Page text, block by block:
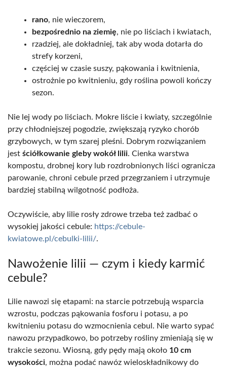
rano, nie wieczorem,
bezpośrednio na ziemię, nie po liściach i kwiatach,
rzadziej, ale dokładniej, tak aby woda dotarła do
strefy korzeni,
częściej w czasie suszy, pąkowania i kwitnienia,
ostrożnie po kwitnieniu, gdy roślina powoli kończy
sezon.
Nie lej wody po liściach. Mokre liście i kwiaty, szczególnie
przy chłodniejszej pogodzie, zwiększają ryzyko chorób
grzybowych, w tym szarej pleśni. Dobrym rozwiązaniem
jest ściółkowanie gleby wokół lilii. Cienka warstwa
kompostu, drobnej kory lub rozdrobnionych liści ogranicza
parowanie, chroni cebule przed przegrzaniem i utrzymuje
bardziej stabilną wilgotność podłoża.
Oczywiście, aby lilie rosły zdrowe trzeba też zadbać o
wysokiej jakości cebule: https://cebule-
kwiatowe.pl/cebulki-lilii/.
Nawożenie lilii — czym i kiedy karmić
cebule?
Lilie nawozi się etapami: na starcie potrzebują wsparcia
wzrostu, podczas pąkowania fosforu i potasu, a po
kwitnieniu potasu do wzmocnienia cebul. Nie warto sypać
nawozu przypadkowo, bo potrzeby rośliny zmieniają się w
trakcie sezonu. Wiosną, gdy pędy mają około 10 cm
wysokości, można podać nawóz wieloskładnikowy do